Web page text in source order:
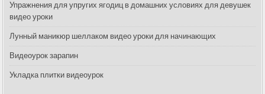
r
:
Упражнения для упругих ягодиц в домашних условиях для девушек
видео уроки
Лунный маникюр шеллаком видео уроки для начинающих
Видеоурок зарапин
Укладка плитки видеоурок